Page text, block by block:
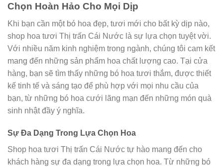
Chọn Hoàn Hảo Cho Mọi Dịp
Khi bạn cần một bó hoa đẹp, tươi mới cho bất kỳ dịp nào,
shop hoa tươi Thị trấn Cái Nước là sự lựa chọn tuyệt vời.
Với nhiều năm kinh nghiệm trong ngành, chúng tôi cam kết
mang đến những sản phẩm hoa chất lượng cao. Tại cửa
hàng, bạn sẽ tìm thấy những bó hoa tươi thắm, được thiết
kế tinh tế và sáng tạo để phù hợp với mọi nhu cầu của
bạn, từ những bó hoa cưới lãng mạn đến những món quà
sinh nhật đầy ý nghĩa.
Sự Đa Dạng Trong Lựa Chọn Hoa
Shop hoa tươi Thị trấn Cái Nước tự hào mang đến cho
khách hàng sự đa dạng trong lựa chọn hoa. Từ những bó